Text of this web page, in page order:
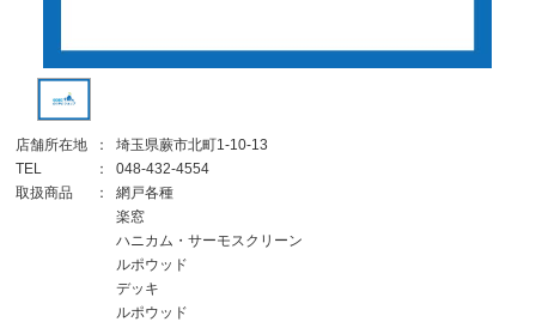
店舗所在地 ：
埼玉県蕨市北町1-10-13
TEL
：
048-432-4554
取扱商品
：
網戸各種
楽窓
ハニカム・サーモスクリーン
ルポウッド
デッキ
ルポウッド